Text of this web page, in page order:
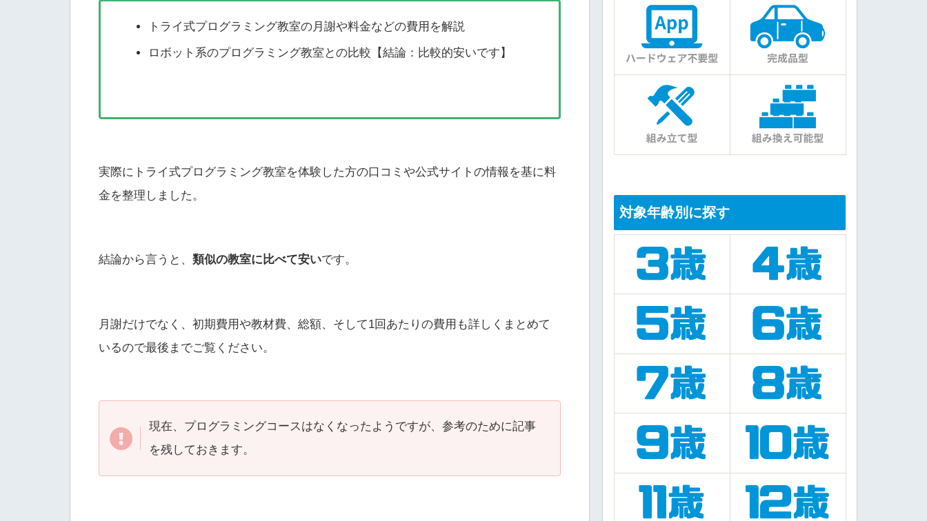
トライ式プログラミング教室の月謝や料金などの費用を解説
ロボット系のプログラミング教室との比較【結論：比較的安いです】
実際にトライ式プログラミング教室を体験した方の口コミや公式サイトの情報を基に料
金を整理しました。
結論から言うと、 類似の教室に比べて安いです。
月謝だけでなく、初期費用や教材費、総額、そして1回あたりの費用も詳しくまとめて
いるので最後までご覧ください。
現在、プログラミングコースはなくなったようですが、参考のために記事
を残しておきます。
対象年齢別に探す